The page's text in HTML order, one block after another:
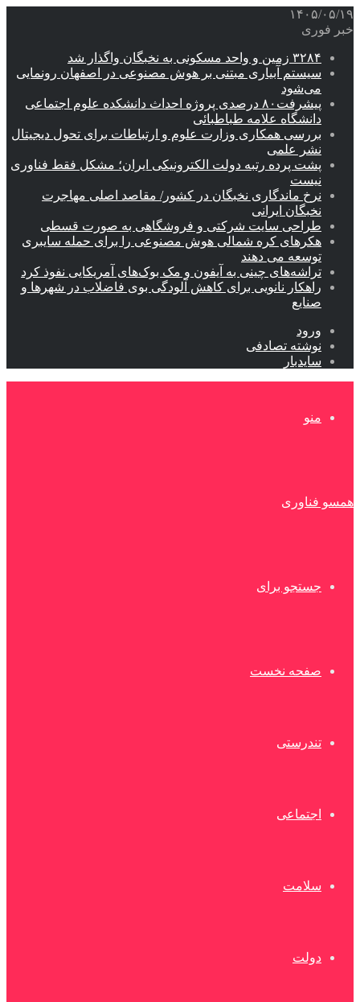
۱۴۰۵/۰۵/۱۹
خبر فوری
۳۲۸۴ زمین و واحد مسکونی به نخبگان واگذار شد
سیستم آبیاری مبتنی بر هوش مصنوعی در اصفهان رونمایی
می‌شود
پیشرفت۸۰ درصدی پروژه احداث دانشکده علوم اجتماعی
دانشگاه علامه طباطبائی
بررسی همکاری وزارت علوم و ارتباطات برای تحول دیجیتال
نشر علمی
پشت پرده رتبه دولت الکترونیکی ایران؛ مشکل فقط فناوری
نیست
نرخ ماندگاری نخبگان در کشور/ مقاصد اصلی مهاجرت
نخبگان ایرانی
طراحی سایت شرکتی و فروشگاهی به صورت قسطی
هکرهای کره شمالی هوش مصنوعی را برای حمله سایبری
توسعه می دهند
تراشه‌های چینی به آیفون و مک بوک‌های آمریکایی نفوذ کرد
راهکار نانویی برای کاهش آلودگی بوی فاضلاب در شهرها و
صنایع
ورود
نوشته تصادفی
سایدبار
منو
همسو فناوری
جستجو برای
صفحه نخست
تندرستی
اجتماعی
سلامت
دولت